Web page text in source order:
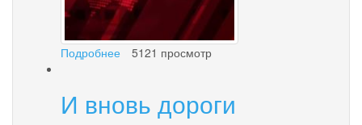
Подробнее
главы
5121 просмотр
И вновь дороги